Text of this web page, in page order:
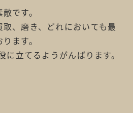
です。
、磨き、どれにおいても最
ます。
立てるようがんばります。